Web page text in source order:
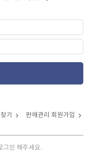
기 판매관리 회원가입
그인 해주세요.